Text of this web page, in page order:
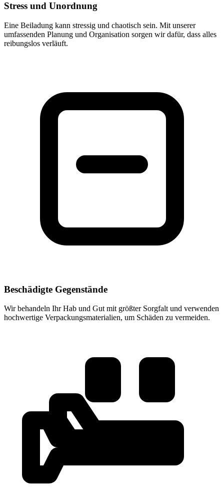
Stress und Unordnung
Eine Beiladung kann stressig und chaotisch sein. Mit unserer
umfassenden Planung und Organisation sorgen wir dafür, dass alles
reibungslos verläuft.
Beschädigte Gegenstände
Wir behandeln Ihr Hab und Gut mit größter Sorgfalt und verwenden
hochwertige Verpackungsmaterialien, um Schäden zu vermeiden.